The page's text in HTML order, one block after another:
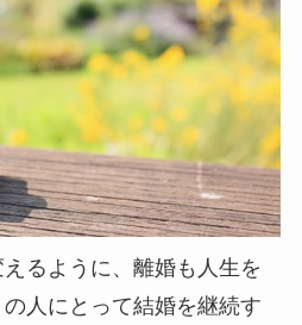
るように、離婚も人生を
人にとって結婚を継続す